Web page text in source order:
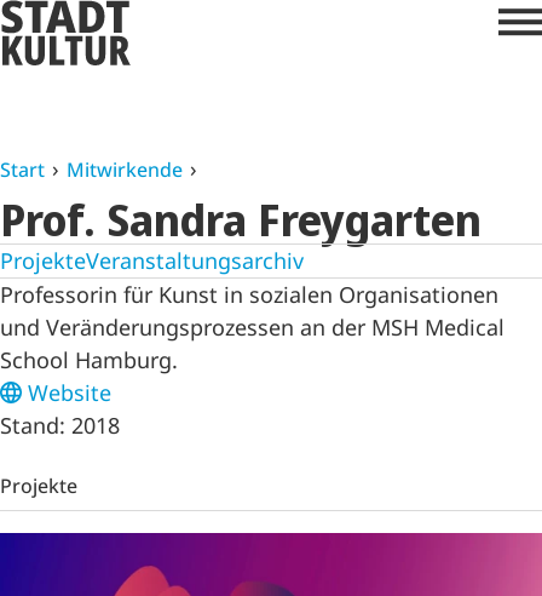
Start Mitwirkende
Prof. Sandra Freygarten
ProjekteVeranstaltungsarchiv
Professorin für Kunst in sozialen Organisationen
und Veränderungsprozessen an der MSH Medical
School Hamburg.
Website
Stand: 2018
Projekte